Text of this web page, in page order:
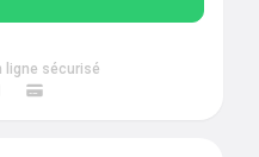
ligne sécurisé